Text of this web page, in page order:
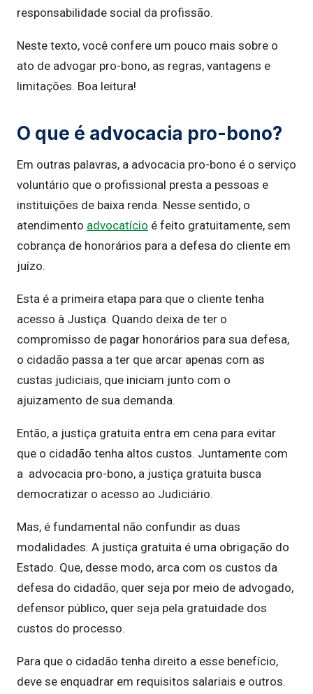
responsabilidade social da profissão.
Neste texto, você confere um pouco mais sobre o
ato de advogar pro-bono, as regras, vantagens e
limitações. Boa leitura!
O que é advocacia pro-bono?
Em outras palavras, a advocacia pro-bono é o serviço
voluntário que o profissional presta a pessoas e
instituições de baixa renda. Nesse sentido, o
atendimento advocatício é feito gratuitamente, sem
cobrança de honorários para a defesa do cliente em
juízo.
Esta é a primeira etapa para que o cliente tenha
acesso à Justiça. Quando deixa de ter o
compromisso de pagar honorários para sua defesa,
o cidadão passa a ter que arcar apenas com as
custas judiciais, que iniciam junto com o
ajuizamento de sua demanda.
Então, a justiça gratuita entra em cena para evitar
que o cidadão tenha altos custos. Juntamente com
a advocacia pro-bono, a justiça gratuita busca
democratizar o acesso ao Judiciário.
Mas, é fundamental não confundir as duas
modalidades. A justiça gratuita é uma obrigação do
Estado. Que, desse modo, arca com os custos da
defesa do cidadão, quer seja por meio de advogado,
defensor público, quer seja pela gratuidade dos
custos do processo.
Para que o cidadão tenha direito a esse benefício,
deve se enquadrar em requisitos salariais e outros.